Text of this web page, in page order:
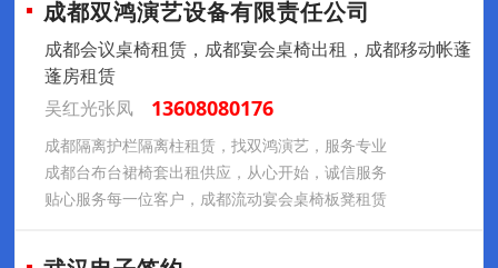
成都双鸿演艺设备有限责任公司
成都会议桌椅租赁，成都宴会桌椅出租，成都移动帐蓬
蓬房租赁
吴红光张凤
13608080176
成都隔离护栏隔离柱租赁，找双鸿演艺，服务专业
成都台布台裙椅套出租供应，从心开始，诚信服务
贴心服务每一位客户，成都流动宴会桌椅板凳租赁